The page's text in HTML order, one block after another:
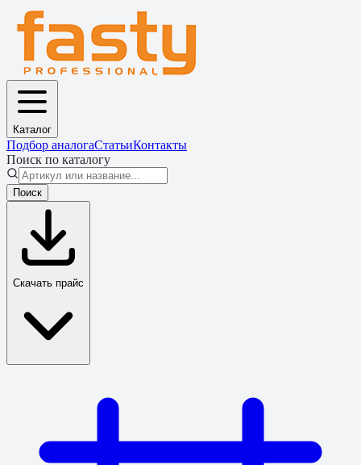
Каталог
Подбор аналогаСтатьиКонтакты
Поиск по каталогу
Поиск
Скачать прайс